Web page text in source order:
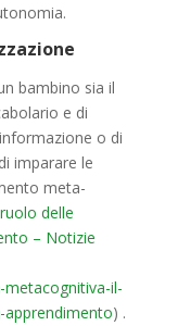
bambino sia il
e di
o di
imparare le
meta-
delle
– Notizie
il-
) .